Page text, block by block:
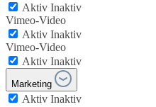
Aktiv Inaktiv
Vimeo-Video
Aktiv Inaktiv
Vimeo-Video
Aktiv Inaktiv
Marketing
Aktiv Inaktiv